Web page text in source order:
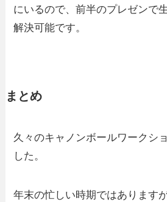
にいるので、前半のプレゼンで
解決可能です。
まとめ
久々のキャノンボールワークシ
した。
年末の忙しい時期ではあります